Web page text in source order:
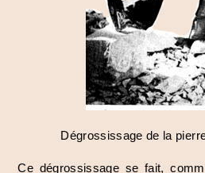
Dégrossissage de la
Ce dégrossissage se fait,